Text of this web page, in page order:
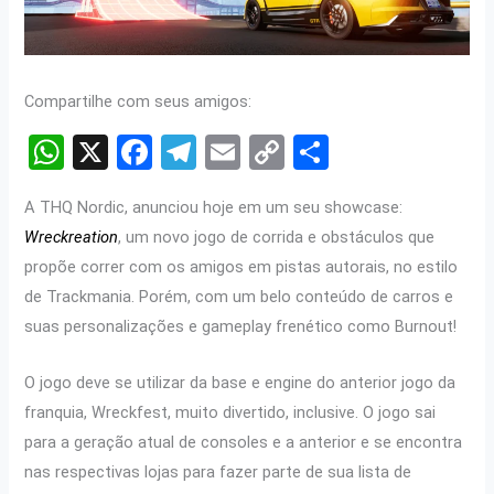
Compartilhe com seus amigos:
W
at
s
A
p
X
F
ce
b
o
o
T
e
gr
a
m
E
ail
C
py
Li
n
k
ar
e
A THQ Nordic, anunciou hoje em um seu showcase:
Wreckreation, um novo jogo de corrida e obstáculos que
propõe correr com os amigos em pistas autorais, no estilo
de Trackmania. Porém, com um belo conteúdo de carros e
suas personalizações e gameplay frenético como Burnout!
O jogo deve se utilizar da base e engine do anterior jogo da
franquia, Wreckfest, muito divertido, inclusive. O jogo sai
para a geração atual de consoles e a anterior e se encontra
nas respectivas lojas para fazer parte de sua lista de